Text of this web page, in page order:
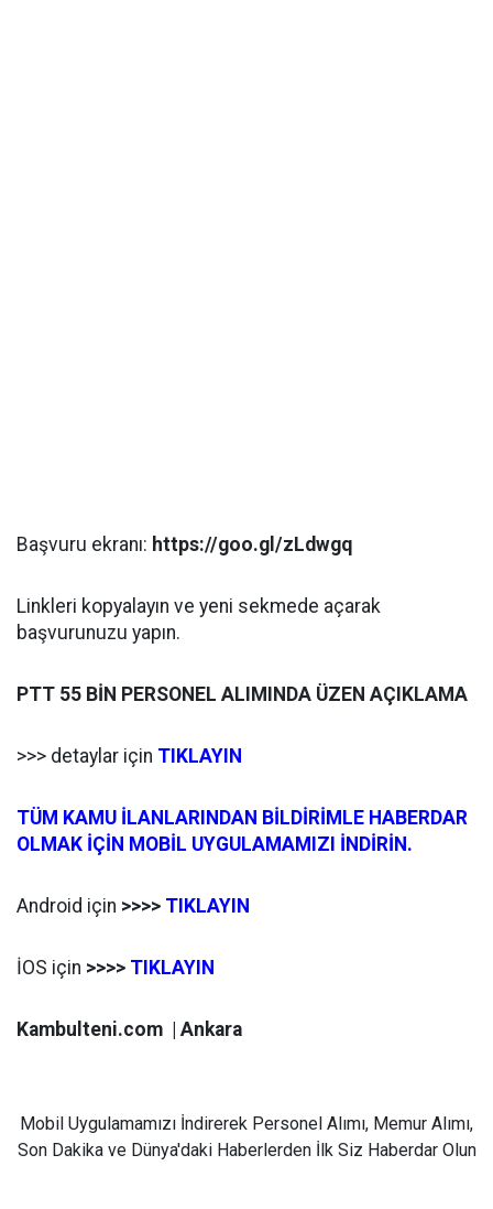
Başvuru ekranı: https://goo.gl/zLdwgq
Linkleri kopyalayın ve yeni sekmede açarak
başvurunuzu yapın.
PTT 55 BİN PERSONEL ALIMINDA ÜZEN AÇIKLAMA
>>> detaylar için TIKLAYIN
TÜM KAMU İLANLARINDAN BİLDİRİMLE HABERDAR
OLMAK İÇİN MOBİL UYGULAMAMIZI İNDİRİN.
Android için >>>> TIKLAYIN
İOS için >>>> TIKLAYIN
Kambulteni.com | Ankara
Mobil Uygulamamızı İndirerek Personel Alımı, Memur Alımı,
Son Dakika ve Dünya'daki Haberlerden İlk Siz Haberdar Olun